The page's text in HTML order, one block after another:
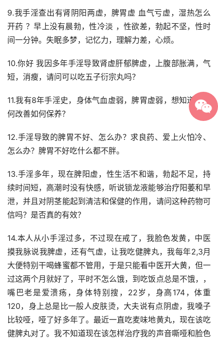
9.我手淫查出有肾阴阳两虚，脾胃虚 血气亏虚，湿热怎么
开药 ？早上没有晨勃，性冷淡 ，性欲差，勃起不坚，性时
间一分钟。失眠多梦，记忆力，理解力差，心烦。
10.你好 我因多年手淫导致肾虚肝郁脾虚，上腹部胀满，气
短，消瘦，请问可以吃五子衍宗丸吗？
11.我有8年手淫史，身体气血虚弱，脾胃虚弱，想知道该如
何改善如何保养？
12.手淫导致的脾胃不好、怎么办？求良药、爱上火怕冷、
怎么办？脾胃不好吃什么都不胖。
13.手淫多年，现在脾阳虚，性生活不和谐，勃起不足，持
续时间短，高潮时没有快感，听说锁龙液能够治疗阳萎和早
泄，并且对阴茎能起到清洁和保健的作用，请问这种药物可
信吗？是否真的有效？
14.本人从小手淫过多，不过现在戒了，我脸色发黄，中医
摸我脉说我脾虚，还有气虚，让我吃健脾丸，我每年2,3月
大便特别干喝蜂蜜都不管用，于是只能看中医开大黄，但一
过这两个月就好了，平时不怎么饿，到吃饭点总是不饿，，
嘴巴老是爱溃疡，身体特别搜，22岁，身高174，体重
120，身上总是比一般人皮肤烫，大夫说有点阴虚，我嗓子
比较哑，哑了好多年了。最近一直吃麦味地黄丸，现在该吃
健脾丸对了。我不知道现在该怎样治疗我的声音嘶哑和脸色